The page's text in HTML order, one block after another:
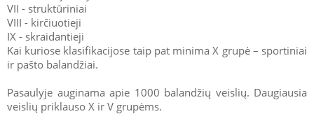
VII - struktūriniai
VIII - kirčiuotieji
IX - skraidantieji
Kai kuriose klasifikacijose taip pat minima X grupė – sportiniai
ir pašto balandžiai.
Pasaulyje auginama apie 1000 balandžių veislių. Daugiausia
veislių priklauso X ir V grupėms.